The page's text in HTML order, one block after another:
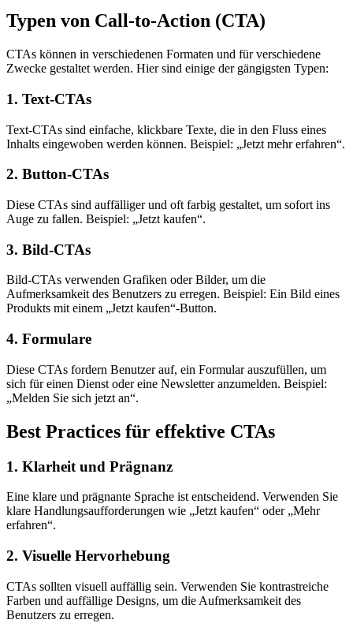
Typen von Call-to-Action (CTA)
CTAs können in verschiedenen Formaten und für verschiedene
Zwecke gestaltet werden. Hier sind einige der gängigsten Typen:
1. Text-CTAs
Text-CTAs sind einfache, klickbare Texte, die in den Fluss eines
Inhalts eingewoben werden können. Beispiel: „Jetzt mehr erfahren“.
2. Button-CTAs
Diese CTAs sind auffälliger und oft farbig gestaltet, um sofort ins
Auge zu fallen. Beispiel: „Jetzt kaufen“.
3. Bild-CTAs
Bild-CTAs verwenden Grafiken oder Bilder, um die
Aufmerksamkeit des Benutzers zu erregen. Beispiel: Ein Bild eines
Produkts mit einem „Jetzt kaufen“-Button.
4. Formulare
Diese CTAs fordern Benutzer auf, ein Formular auszufüllen, um
sich für einen Dienst oder eine Newsletter anzumelden. Beispiel:
„Melden Sie sich jetzt an“.
Best Practices für effektive CTAs
1. Klarheit und Prägnanz
Eine klare und prägnante Sprache ist entscheidend. Verwenden Sie
klare Handlungsaufforderungen wie „Jetzt kaufen“ oder „Mehr
erfahren“.
2. Visuelle Hervorhebung
CTAs sollten visuell auffällig sein. Verwenden Sie kontrastreiche
Farben und auffällige Designs, um die Aufmerksamkeit des
Benutzers zu erregen.